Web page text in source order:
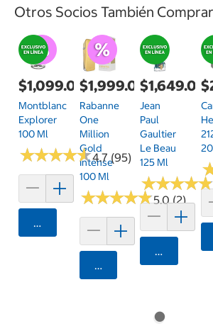
Otros Socios También
$1,099.00
Montblanc
Explorer
100 Ml
★★★★★
★★★★★4.7 (95)
Agregar
$1,999.00
Rabanne
One
Million
Gold
Intense
100 Ml
★★★★★
★★★★★5.0 (2)
Agregar
$1,649.00
Jean
Paul
Gaultier
Le Beau
125 Ml
★★★★
★★★★
Agregar